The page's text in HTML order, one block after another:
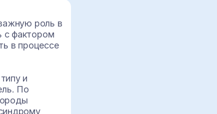
роль в
с фактором
в процессе
и
По